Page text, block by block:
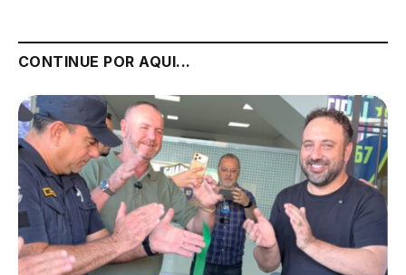
CONTINUE POR AQUI...